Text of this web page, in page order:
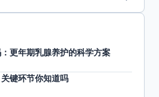
更年期乳腺养护的科学方案
键环节你知道吗